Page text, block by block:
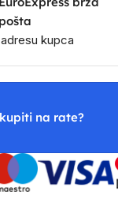
pošta
kupca
na rate?